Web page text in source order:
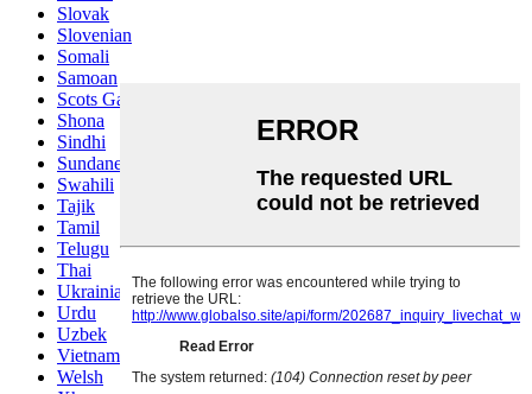
Slovak
Slovenian
Somali
Samoan
Scots Gaelic
Shona
Sindhi
Sundanese
Swahili
Tajik
Tamil
Telugu
Thai
Ukrainian
Urdu
Uzbek
Vietnamese
Welsh